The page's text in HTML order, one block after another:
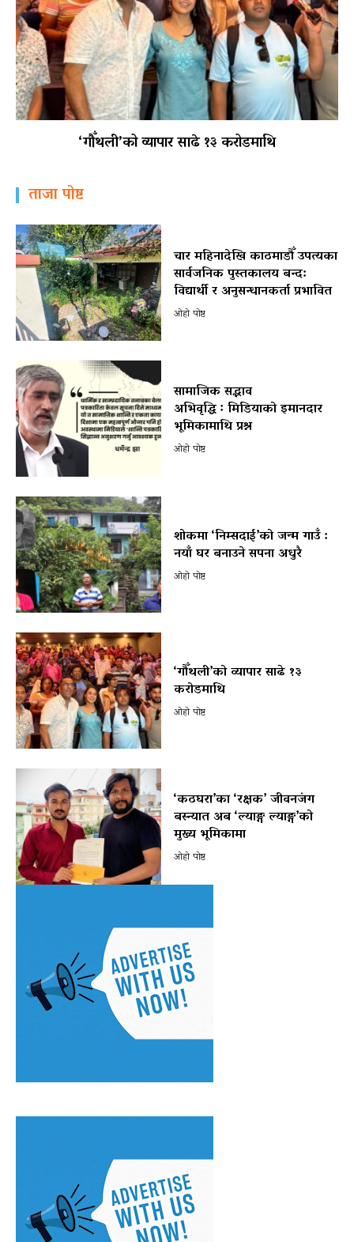
‘गौँथली’को व्यापार साढे १३ करोडमाथि
ताजा पोष्ट
चार महिनादेखि काठमाडौँ उपत्यका
सार्वजनिक पुस्तकालय बन्द:
विद्यार्थी र अनुसन्धानकर्ता प्रभावित
ओहो पोष्ट
सामाजिक सद्भाव
अभिवृद्धि ः मिडियाको इमानदार
भूमिकामाथि प्रश्न
ओहो पोष्ट
शोकमा ‘निम्सदाई’को जन्म गाउँ :
नयाँ घर बनाउने सपना अधुरै
ओहो पोष्ट
‘गौँथली’को व्यापार साढे १३
करोडमाथि
ओहो पोष्ट
‘कठघरा’का ‘रक्षक’ जीवनजंग
बस्न्यात अब ‘ल्याङ्ग ल्याङ्ग’को
मुख्य भूमिकामा
ओहो पोष्ट